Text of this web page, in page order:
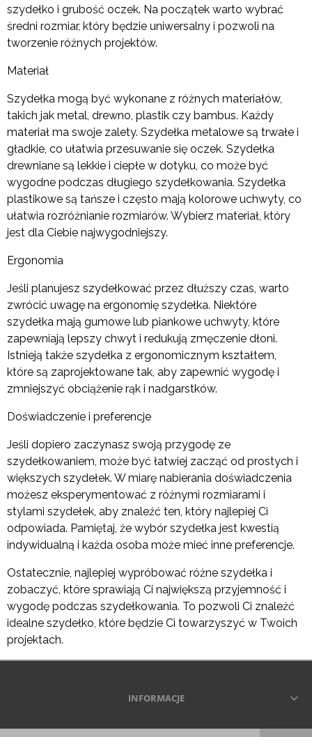
szydełko i grubość oczek. Na początek warto wybrać
średni rozmiar, który będzie uniwersalny i pozwoli na
tworzenie różnych projektów.
Materiał
Szydełka mogą być wykonane z różnych materiałów,
takich jak metal, drewno, plastik czy bambus. Każdy
materiał ma swoje zalety. Szydełka metalowe są trwałe i
gładkie, co ułatwia przesuwanie się oczek. Szydełka
drewniane są lekkie i ciepłe w dotyku, co może być
wygodne podczas długiego szydełkowania. Szydełka
plastikowe są tańsze i często mają kolorowe uchwyty, co
ułatwia rozróżnianie rozmiarów. Wybierz materiał, który
jest dla Ciebie najwygodniejszy.
Ergonomia
Jeśli planujesz szydełkować przez dłuższy czas, warto
zwrócić uwagę na ergonomię szydełka. Niektóre
szydełka mają gumowe lub piankowe uchwyty, które
zapewniają lepszy chwyt i redukują zmęczenie dłoni.
Istnieją także szydełka z ergonomicznym kształtem,
które są zaprojektowane tak, aby zapewnić wygodę i
zmniejszyć obciążenie rąk i nadgarstków.
Doświadczenie i preferencje
Jeśli dopiero zaczynasz swoją przygodę ze
szydełkowaniem, może być łatwiej zacząć od prostych i
większych szydełek. W miarę nabierania doświadczenia
możesz eksperymentować z różnymi rozmiarami i
stylami szydełek, aby znaleźć ten, który najlepiej Ci
odpowiada. Pamiętaj, że wybór szydełka jest kwestią
indywidualną i każda osoba może mieć inne preferencje.
Ostatecznie, najlepiej wypróbować różne szydełka i
zobaczyć, które sprawiają Ci największą przyjemność i
wygodę podczas szydełkowania. To pozwoli Ci znaleźć
idealne szydełko, które będzie Ci towarzyszyć w Twoich
projektach.
INFORMACJE